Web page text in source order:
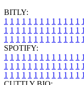
BITLY:
1 1 1 1 1 1 1 1 1 1 1 1 1 1
1 1 1 1 1 1 1 1 1 1 1 1 1 1
1 1 1 1 1 1 1 1 1 1 1 1 1 1
SPOTIFY:
1 1 1 1 1 1 1 1 1 1 1 1 1 1
1 1 1 1 1 1 1 1 1 1 1 1 1 1
1 1 1 1 1 1 1 1 1 1 1 1 1 1